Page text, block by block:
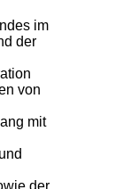
im
der
von
mit
der